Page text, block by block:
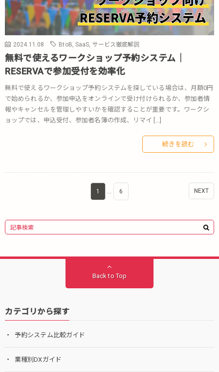
2024.11.08 BtoB, SaaS, サービス徹底解説
無料で使えるワークショップ予約システム｜
RESERVAで参加受付を効率化
無料で使えるワークショップ予約システムを探している場合は、月額0円
で始められるか、参加申込をオンラインで受け付けられるか、参加者情
報やキャンセルを管理しやすいかを確認することが重要です。ワークシ
ョップでは、申込受付、参加者名簿の作成、リマイ […]
続きを読む
1 … 6 NEXT
Back to Top
カテゴリから探す
予約システム比較ガイド
業種別DXガイド